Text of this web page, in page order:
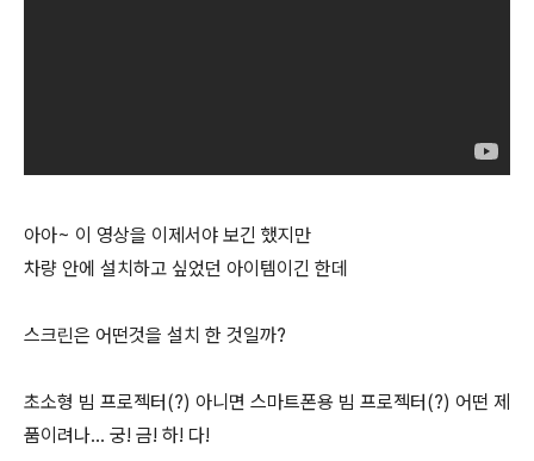
아아~ 이 영상을 이제서야 보긴 했지만
차량 안에 설치하고 싶었던 아이템이긴 한데
스크린은 어떤것을 설치 한 것일까?
초소형 빔 프로젝터(?) 아니면 스마트폰용 빔 프로젝터(?) 어떤 제
품이려나... 궁! 금! 하! 다!